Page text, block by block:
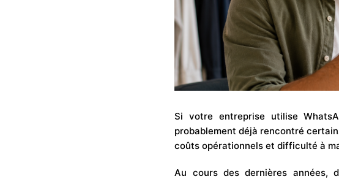
Si votre entreprise utilise
probablement déjà rencontré
coûts opérationnels et difficulté à
Au cours des dernières années,